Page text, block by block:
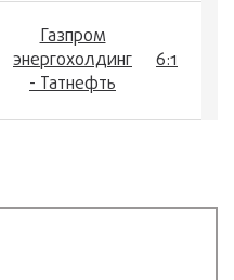
Газпром
энергохолдинг
- Татнефть
6:1